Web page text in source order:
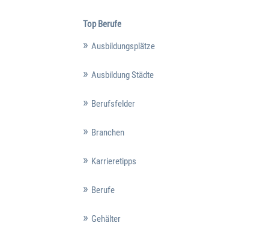
Top Berufe
Ausbildungsplätze
Ausbildung Städte
Berufsfelder
Branchen
Karrieretipps
Berufe
Gehälter